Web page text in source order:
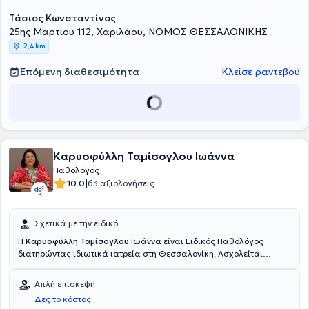
Τάσιος Κωνσταντίνος
25ης Μαρτίου 112, Χαριλάου, ΝΟΜΟΣ ΘΕΣΣΑΛΟΝΙΚΗΣ
2,4 km
Επόμενη διαθεσιμότητα Κλείσε ραντεβού
Καρυοφύλλη Ταμίσογλου Ιωάννα
Παθολόγος
10.0|63 αξιολογήσεις
Σχετικά με την ειδικό
H Καρυοφύλλη Ταμίσογλου Ιωάννα είναι Ειδικός Παθολόγος
διατηρώντας ιδιωτικά ιατρεία στη Θεσσαλονίκη. Ασχολείται
υπέρταση, υπερλιπιδαιμία, μεταβολικό σύνδρομο και σακχαρώδη
διαβήτη. Επίσης, δραστηριοποιείται σε όλο το εύρος των λοιμώξεων.
Από το 2010 έως το 2016 σπούδασε στην Ιατρική Σχολή του
Απλή επίσκεψη
Δες το κόστος